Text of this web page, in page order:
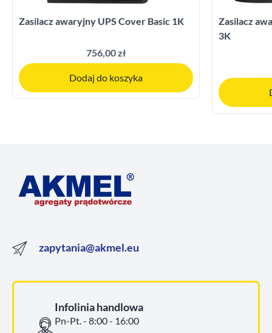
Zasilacz awaryjny UPS Cover Basic 1K
756,00 zł
Dodaj do koszyka
Zasilacz
3K
zapytania@akmel.eu
Infolinia handlowa
Pn-Pt. - 8:00 - 16:00